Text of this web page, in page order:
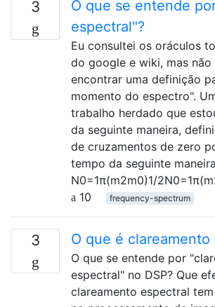
3
O que se entende
espectral"?
Eu consultei os oráculos
do google e wiki, mas não
encontrar uma definição
momento do espectro".
trabalho herdado que
da seguinte maneira,
de cruzamentos de zero
tempo da seguinte
N0=1π(m2m0)1/
10
frequency-spectrum
3 O que é clareamento
O que se entende por
espectral" no DSP? Que
clareamento espectral